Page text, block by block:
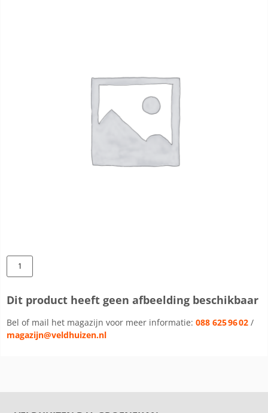
Dit product heeft geen afbeelding beschikbaar
Bel of mail het magazijn voor meer informatie:088 625 96 02 /
magazijn@veldhuizen.nl